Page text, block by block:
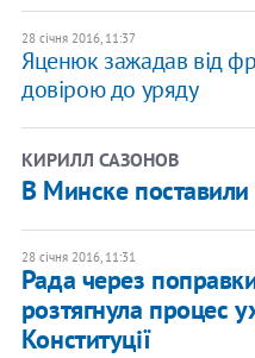
28 січня 2016, 11:37
Яценюк зажадав від
довірою до уряду
КИРИЛЛ САЗОНОВ
В Минске поставили
28 січня 2016, 11:31
Рада через
розтягнула процес
Конституції